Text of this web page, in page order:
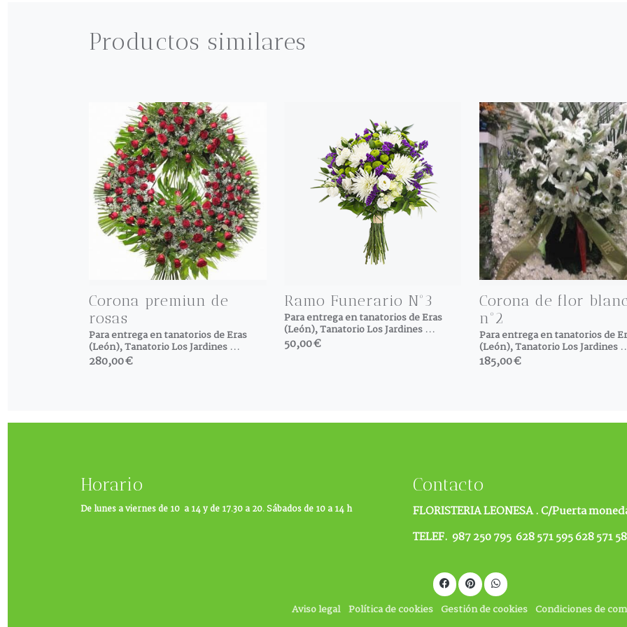
Productos similares
Corona premiun de
rosas
Para entrega en tanatorios de Eras
(León), Tanatorio Los Jardines ...
280,00 €
Ramo Funerario Nº3
Para entrega en tanatorios de Eras
(León), Tanatorio Los Jardines ...
50,00 €
Corona de flor
nº2
Para entrega en tanatorios de
(León), Tanatorio Los Jardines
185,00 €
Horario
De lunes a viernes de 10 a 14 y de 17.30 a 20. Sábados de 10 a 14 h
Contacto
FLORISTERIA LEONESA .C/Puerta
TELEF. 987 250 795 628 571 595 628 571
Aviso legal Política de cookies Gestión de cookies Condiciones de